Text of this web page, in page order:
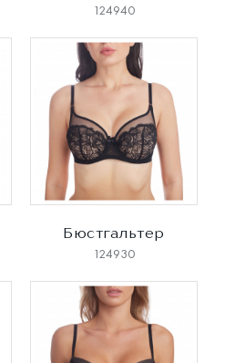
124940
Бюстгальтер
124930